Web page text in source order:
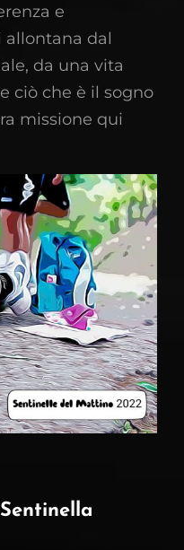
e
allontana dal
da una vita
ciò che è il sogno
missione qui